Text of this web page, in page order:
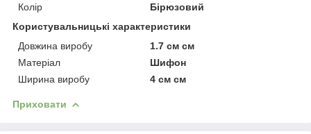
Колір
Бірюзовий
Користувальницькі характеристики
Довжина виробу
1.7 см см
Матеріал
Шифон
Ширина виробу
4 см см
Приховати